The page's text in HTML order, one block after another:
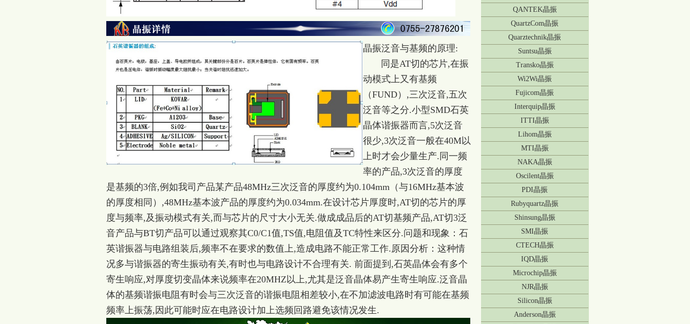
QANTEK晶振
QuartzCom晶振
Quarztechnik晶振
Suntsu晶振
Transko晶振
Wi2Wi晶振
Fujicom晶振
Interquip晶振
ITTI晶振
Lihom晶振
MTI晶振
NAKA晶振
Oscilent晶振
PDI晶振
Rubyquartz晶振
Shinsung晶振
SMI晶振
CTECH晶振
IQD晶振
Microchip晶振
NJR晶振
Silicon晶振
Anderson晶振
晶振泛音与基频的原理:
同是AT切的芯片,在振
动模式上又有基频
（FUND）,三次泛音,五次
泛音等之分.小型SMD石英
晶体谐振器而言,5次泛音
很少,3次泛音一般在40M以
上时才会少量生产.同一频
率的产品,3次泛音的厚度
是基频的3倍,例如我司产品某产品48MHz三次泛音的厚度约为0.104mm（与16MHz基本波
的厚度相同）,48MHz基本波产品的厚度约为0.034mm.在设计芯片厚度时,AT切的芯片的厚
度与频率,及振动模式有关,而与芯片的尺寸大小无关.做成成品后的AT切基频产品,AT切3泛
音产品与BT切产品可以通过观察其C0/C1值,TS值,电阻值及TC特性来区分.问题和现象：石
英谐振器与电路组装后,频率不在要求的数值上,造成电路不能正常工作.原因分析：这种情
况多与谐振器的寄生振动有关,有时也与电路设计不合理有关. 前面提到,石英晶体会有多个
寄生响应,对厚度切变晶体来说频率在20MHZ以上,尤其是泛音晶体易产生寄生响应.泛音晶
体的基频谐振电阻有时会与三次泛音的谐振电阻相差较小,在不加滤波电路时有可能在基频
频率上振荡,因此可能时应在电路设计加上选频回路避免该情况发生.